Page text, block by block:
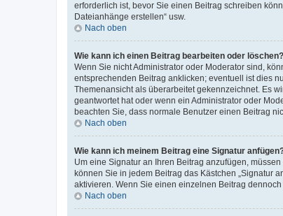
erforderlich ist, bevor Sie einen Beitrag schreiben
Dateianhänge erstellen“ usw.
Nach oben
Wie kann ich einen Beitrag bearbeiten oder löschen?
Wenn Sie nicht Administrator oder Moderator sind,
entsprechenden Beitrag anklicken; eventuell ist dies
Themenansicht als überarbeitet gekennzeichnet. Es
geantwortet hat oder wenn ein Administrator oder
beachten Sie, dass normale Benutzer einen Beitrag
Nach oben
Wie kann ich meinem Beitrag eine Signatur
Um eine Signatur an Ihren Beitrag anzufügen,
können Sie in jedem Beitrag das Kästchen „Signatur
aktivieren. Wenn Sie einen einzelnen Beitrag
Nach oben